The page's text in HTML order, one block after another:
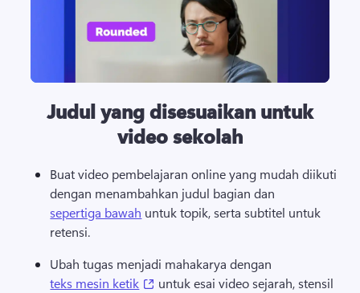
Judul yang disesuaikan untuk
video sekolah
Buat video pembelajaran online yang mudah diikuti
dengan menambahkan judul bagian dan
sepertiga bawah untuk topik, serta subtitel untuk
retensi.
Ubah tugas menjadi mahakarya dengan
teks mesin ketik
(opens in a new tab)
untuk esai video sejarah, stensil